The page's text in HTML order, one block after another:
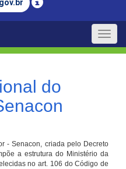
Legislação
gov.br
Toggle
do
- Senacon, criada pelo Decreto
a estrutura do Ministério da
no art. 106 do Código de